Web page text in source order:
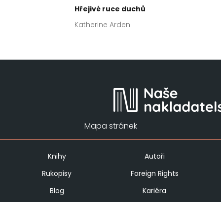
Hřejivé ruce duchů
Katherine Arden
Mapa stránek
Knihy
Autoři
Rukopisy
Foreign Rights
Blog
Kariéra